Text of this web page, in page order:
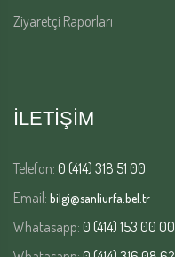
Ziyaretçi Raporları
İLETİŞİM
Telefon: 0 (414) 318 51 00
Email: bilgi@sanliurfa.bel.tr
Whatasapp: 0 (414) 153 00 00